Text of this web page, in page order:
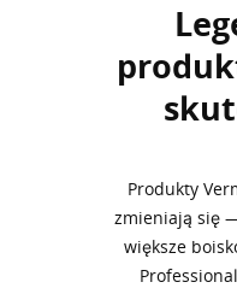
Produkty
zmieniają się
większe